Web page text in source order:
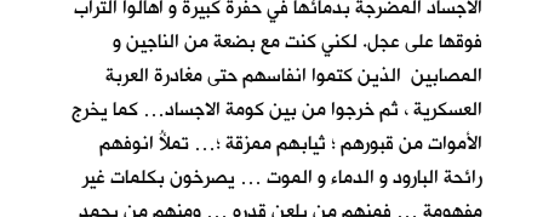
الاجساد المضرجة بدمائها في حفرة كبيرة و اهالوا التراب
فوقها على عجل. لكني كنت مع بضعة من الناجين و
المصابين الذين كتموا انفاسهم حتى مغادرة العربة
العسكرية ، ثم خرجوا من بين كومة الاجساد… كما يخرج
الأموات من قبورهم ؛ ثيابهم ممزقة ؛… تملأُ انوفهم
رائحة البارود و الدماء و الموت … يصرخون بكلمات غير